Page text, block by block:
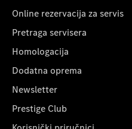
Online rezervacija za servis
Pretraga servisera
Homologacija
Dodatna oprema
Newsletter
Prestige Club